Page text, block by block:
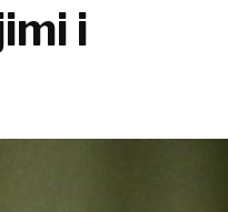
i